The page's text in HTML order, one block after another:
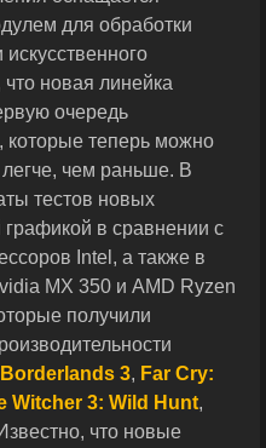
для обработки
что новая линейка
очередь
которые теперь можно
чем раньше. В
тестов новых
в сравнении с
Intel, а также в
MX 350 и AMD Ryzen
получили
Borderlands 3, Far Cry:
Witcher 3: Wild Hunt,
что новые